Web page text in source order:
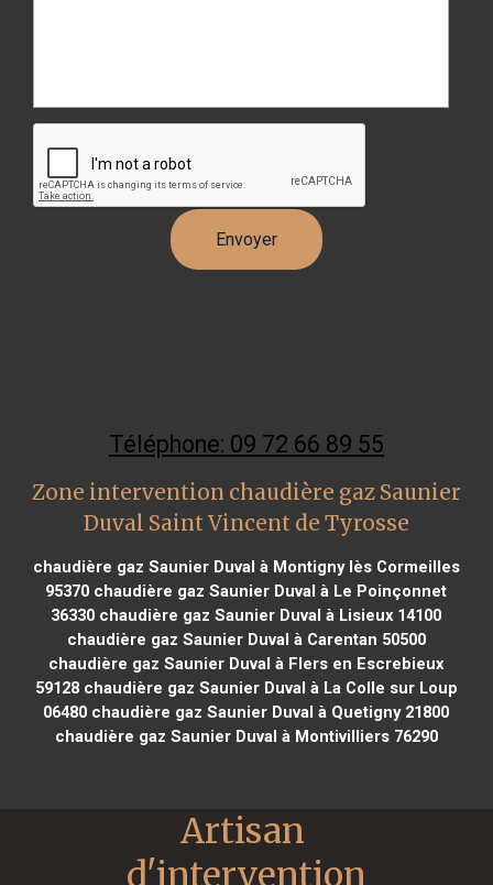
Téléphone: 09 72 66 89 55
Zone intervention chaudière gaz Saunier
Duval Saint Vincent de Tyrosse
chaudière gaz Saunier Duval à Montigny lès Cormeilles
95370 chaudière gaz Saunier Duval à Le Poinçonnet
36330 chaudière gaz Saunier Duval à Lisieux 14100
chaudière gaz Saunier Duval à Carentan 50500
chaudière gaz Saunier Duval à Flers en Escrebieux
59128chaudière gaz Saunier Duval à La Colle sur Loup
06480 chaudière gaz Saunier Duval à Quetigny 21800
chaudière gaz Saunier Duval à Montivilliers 76290
Artisan
d'intervention